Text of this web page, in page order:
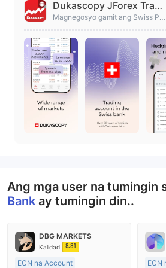
Dukascopy JForex Tradi
ng
Magnegosyo gamit ang Swiss Pre
Ang mga user na tumingin
Bank ay tumingin din..
DBG MARKETS
Kalidad 8.81
ECN na Account
ECN